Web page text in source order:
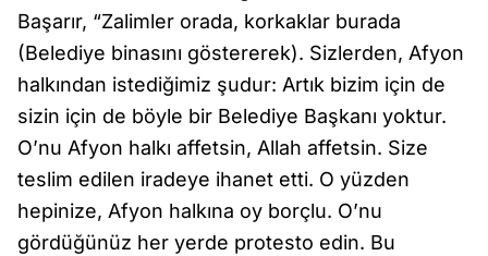
Başarır, “Zalimler orada, korkaklar burada
(Belediye binasını göstererek). Sizlerden, Afyon
halkından istediğimiz şudur: Artık bizim için de
sizin için de böyle bir Belediye Başkanı yoktur.
O’nu Afyon halkı affetsin, Allah affetsin. Size
teslim edilen iradeye ihanet etti. O yüzden
hepinize, Afyon halkına oy borçlu. O’nu
gördüğünüz her yerde protesto edin. Bu